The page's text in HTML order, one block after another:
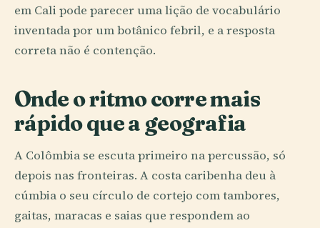
em Cali pode parecer uma lição de vocabulário
inventada por um botânico febril, e a resposta
correta não é contenção.
Onde o ritmo corre mais
rápido que a geografia
A Colômbia se escuta primeiro na percussão, só
depois nas fronteiras. A costa caribenha deu à
cúmbia o seu círculo de cortejo com tambores,
gaitas, maracas e saias que respondem ao